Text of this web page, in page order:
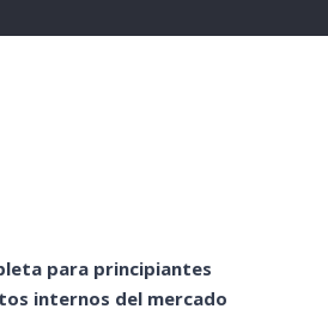
para principiantes
internos del mercado